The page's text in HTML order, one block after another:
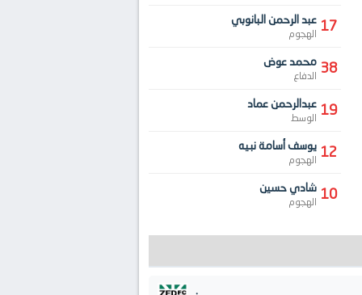
17 عبد الرحمن البانوبي
الهجوم
38 محمد عوض
الدفاع
19 عبدالرحمن عماد
الوسط
12 يوسف أسامة نبيه
الهجوم
10 شادي حسين
الهجوم